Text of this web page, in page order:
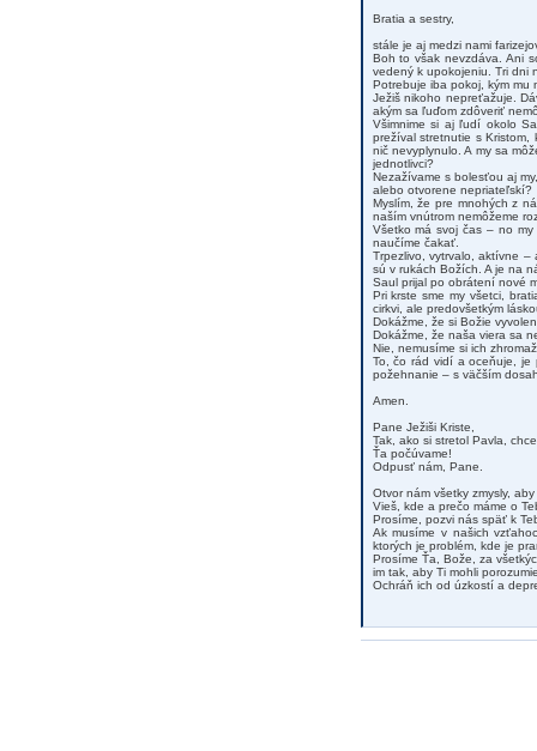
Bratia a sestry,
stále je aj medzi nami
Boh to však nevzdáva. Ani
vedený k upokojeniu. Tri dni
Potrebuje iba pokoj, kým mu
Ježiš nikoho nepreťažuje.
akým sa ľuďom zdôveriť
Všimnime si aj ľudí okolo
prežíval stretnutie s
nič nevyplynulo. A my sa
jednotlivci?
Nezažívame s bolesťou aj
alebo otvorene nepriateľskí?
Myslím, že pre mnohých z
naším vnútrom nemôžeme
Všetko má svoj čas – no
naučíme čakať.
Trpezlivo, vytrvalo, aktívne
sú v rukách Božích. A je na
Saul prijal po obrátení nové
Pri krste sme my všetci,
cirkvi, ale predovšetkým
Dokážme, že si Božie
Dokážme, že naša viera sa
Nie, nemusíme si ich
To, čo rád vidí a oceňuje, je
požehnanie – s väčším
Amen.
Pane Ježiši Kriste,
Tak, ako si stretol Pavla,
Ťa počúvame!
Odpusť nám, Pane.
Otvor nám všetky zmysly,
Vieš, kde a prečo máme o
Prosíme, pozvi nás späť k
Ak musíme v našich
ktorých je problém, kde je
Prosíme Ťa, Bože, za
im tak, aby Ti mohli
Ochráň ich od úzkostí a